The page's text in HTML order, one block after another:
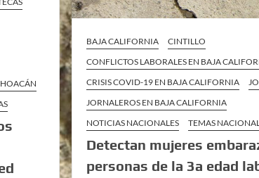
BAJA CALIFORNIA
CINTILLO
CONFLICTOS LABORALES EN BAJA
CRISIS COVID-19 EN BAJA CALIFORNIA
JORNALEROS EN BAJA CALIFORNIA
NOTICIAS NACIONALES
TEMAS
Detectan mujeres
personas de la 3a edad